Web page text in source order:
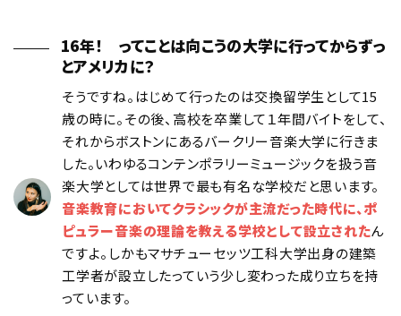
16年！ ってことは向こうの大学に行ってからずっ
とアメリカに？
そうですね。はじめて行ったのは交換留学生として15
歳の時に。その後、高校を卒業して１年間バイトをして、
それからボストンにあるバークリー音楽大学に行きま
した。いわゆるコンテンポラリーミュージックを扱う音
楽大学としては世界で最も有名な学校だと思います。
音楽教育においてクラシックが主流だった時代に、ポ
ピュラー音楽の理論を教える学校として設立されたん
ですよ。しかもマサチューセッツ工科大学出身の建築
工学者が設立したっていう少し変わった成り立ちを持
っています。